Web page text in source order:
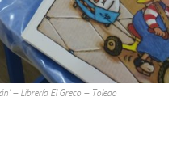
– Librería El Greco – Toledo